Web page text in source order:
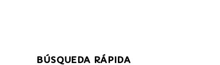
BÚSQUEDA RÁPIDA